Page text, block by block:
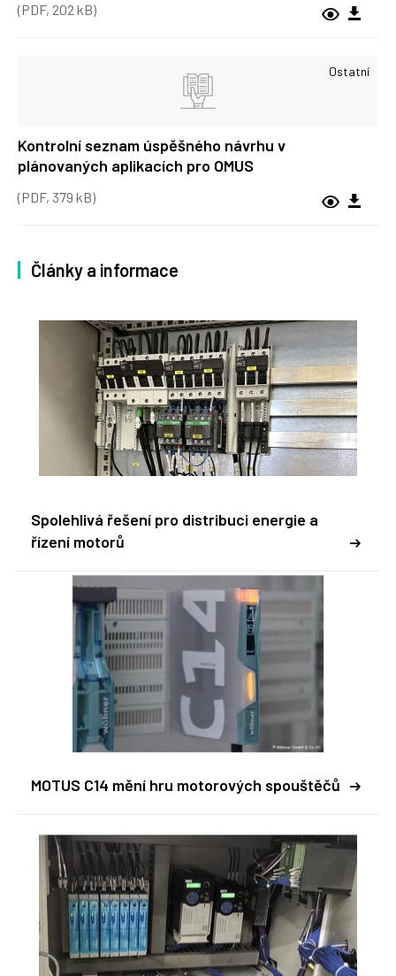
(PDF, 202 kB)
Ostatní
Kontrolní seznam úspěšného návrhu v
plánovaných aplikacích pro OMUS
(PDF, 379 kB)
Články a informace
Spolehlivá řešení pro distribuci energie a
řízení motorů
MOTUS C14 mění hru motorových spouštěčů